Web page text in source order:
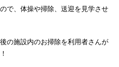
で、体操や掃除、送迎を見学させ
の施設内のお掃除を利用者さんが